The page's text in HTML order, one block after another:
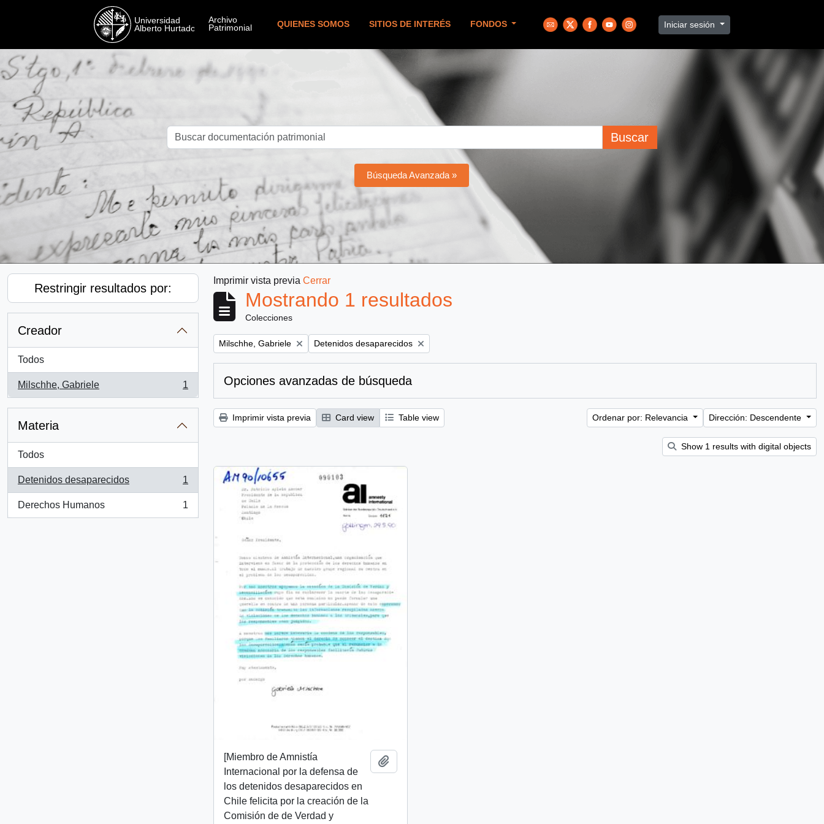
QUIENES SOMOS SITIOS DE INTERÉS FONDOS Iniciar sesión
Buscar
Búsqueda Avanzada »
Restringir resultados por:
Creador
Todos
Milschhe, Gabriele
, 1 resultados
1
Materia
Todos
Detenidos desaparecidos
, 1 resultados
1
Derechos Humanos
, 1 resultados
1
Imprimir vista previa Cerrar
Mostrando 1 resultados
Colecciones
Remove filter:
Milschhe, Gabriele Remove filter:
Detenidos desaparecidos
Opciones avanzadas de búsqueda
Imprimir vista previa Card view Table view Ordenar por: Relevancia Dirección: Descendente
Show 1 results with digital objects
[Miembro de Amnistía
Internacional por la defensa de
los detenidos desaparecidos en
Chile felicita por la creación de la
Comisión de de Verdad y